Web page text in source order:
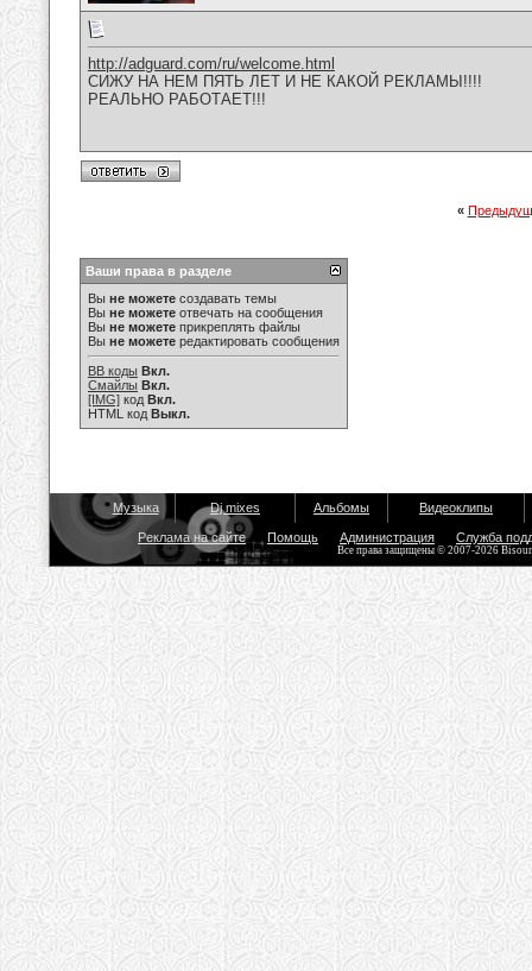
http://adguard.com/ru/welcome.html
СИЖУ НА НЕМ ПЯТЬ ЛЕТ И НЕ КАКОЙ РЕКЛАМЫ!!!!
РЕАЛЬНО РАБОТАЕТ!!!
«
Ваши права в разделе
Вы не можете создавать темы
Вы не можете отвечать на сообщения
Вы не можете прикреплять файлы
Вы не можете редактировать сообщения
BB коды Вкл.
Смайлы Вкл.
[IMG] код Вкл.
HTML код Выкл.
Музыка Dj mixes Альбомы Видеоклипы
Реклама на сайте Помощь Администрация Служба
Все права защищены © 2007-2026